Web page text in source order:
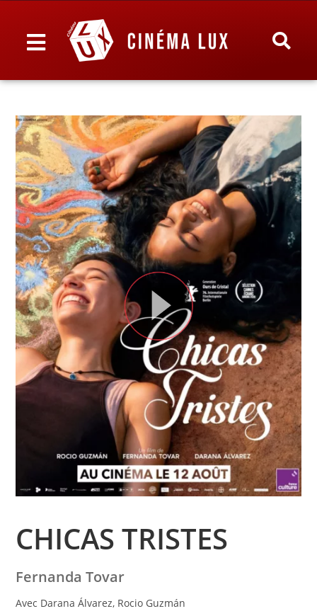
CHICAS TRISTES
Fernanda Tovar
Avec Darana Álvarez, Rocio Guzmán